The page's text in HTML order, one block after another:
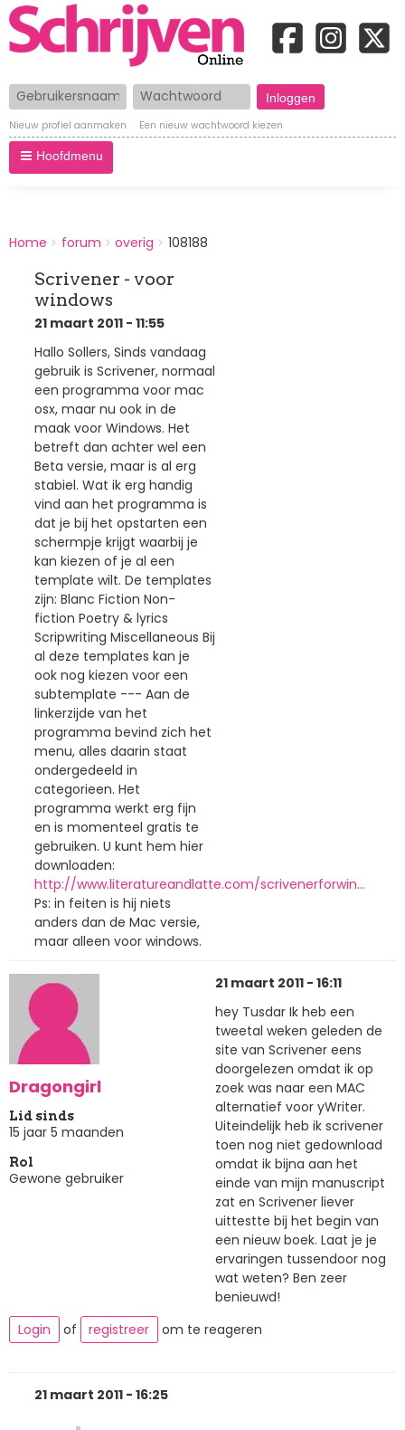
Gebruikersnaam Wachtwoord
Nieuw profiel aanmaken Een nieuw wachtwoord kiezen
Hoofdmenu
BREADCRUMBS
You
here:
Home forum overig 108188
Scrivener - voor
windows
21 maart 2011 - 11:55
Hallo Sollers, Sinds vandaag
gebruik is Scrivener, normaal
een programma voor mac
osx, maar nu ook in de
maak voor Windows. Het
betreft dan achter wel een
Beta versie, maar is al erg
stabiel. Wat ik erg handig
vind aan het programma is
dat je bij het opstarten een
schermpje krijgt waarbij je
kan kiezen of je al een
template wilt. De templates
zijn: Blanc Fiction Non-
fiction Poetry & lyrics
Scripwriting Miscellaneous Bij
al deze templates kan je
ook nog kiezen voor een
subtemplate --- Aan de
linkerzijde van het
programma bevind zich het
menu, alles daarin staat
ondergedeeld in
categorieen. Het
programma werkt erg fijn
en is momenteel gratis te
gebruiken. U kunt hem hier
downloaden:
http://www.literatureandlatte.com/scrivenerforwin…
Ps: in feiten is hij niets
anders dan de Mac versie,
maar alleen voor windows.
Dragongirl
Lid sinds
15 jaar 5 maanden
Rol
Gewone gebruiker
21 maart 2011 - 16:11
hey Tusdar Ik heb een
tweetal weken geleden de
site van Scrivener eens
doorgelezen omdat ik op
zoek was naar een MAC
alternatief voor yWriter.
Uiteindelijk heb ik scrivener
toen nog niet gedownload
omdat ik bijna aan het
einde van mijn manuscript
zat en Scrivener liever
uittestte bij het begin van
een nieuw boek. Laat je je
ervaringen tussendoor nog
wat weten? Ben zeer
benieuwd!
Login
of registreer om te reageren
21 maart 2011 - 16:25